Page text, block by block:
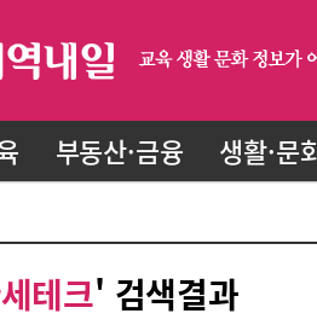
부동산·금융 생활·문
테크' 검색결과